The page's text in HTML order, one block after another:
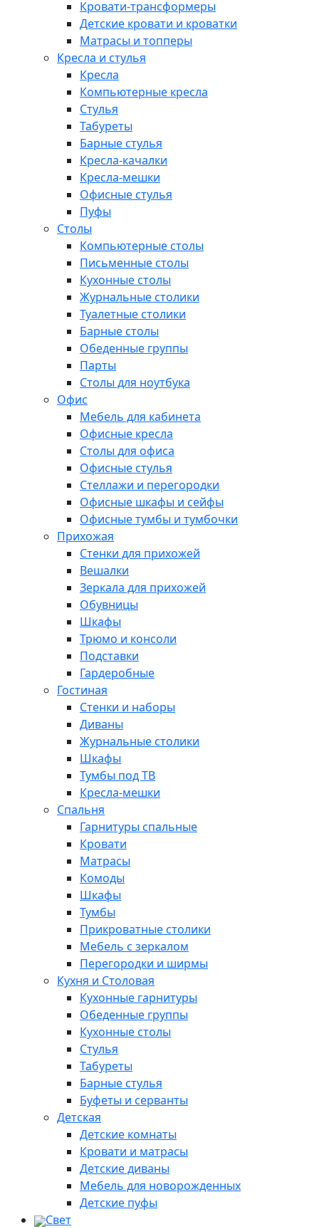
Кровати-трансформеры
Детские кровати и кроватки
Матрасы и топперы
Кресла и стулья
Кресла
Компьютерные кресла
Стулья
Табуреты
Барные стулья
Кресла-качалки
Кресла-мешки
Офисные стулья
Пуфы
Столы
Компьютерные столы
Письменные столы
Кухонные столы
Журнальные столики
Туалетные столики
Барные столы
Обеденные группы
Парты
Столы для ноутбука
Офис
Мебель для кабинета
Офисные кресла
Столы для офиса
Офисные стулья
Стеллажи и перегородки
Офисные шкафы и сейфы
Офисные тумбы и тумбочки
Прихожая
Стенки для прихожей
Вешалки
Зеркала для прихожей
Обувницы
Шкафы
Трюмо и консоли
Подставки
Гардеробные
Гостиная
Стенки и наборы
Диваны
Журнальные столики
Шкафы
Тумбы под ТВ
Кресла-мешки
Спальня
Гарнитуры спальные
Кровати
Матрасы
Комоды
Шкафы
Тумбы
Прикроватные столики
Мебель с зеркалом
Перегородки и ширмы
Кухня и Столовая
Кухонные гарнитуры
Обеденные группы
Кухонные столы
Стулья
Табуреты
Барные стулья
Буфеты и серванты
Детская
Детские комнаты
Кровати и матрасы
Детские диваны
Мебель для новорожденных
Детские пуфы
Свет